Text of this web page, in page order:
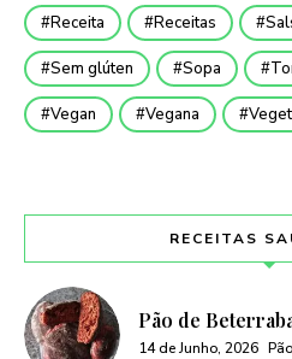
Receita Receitas
Sem glúten Sopa
Vegan Vegana
RECEITAS
Pão de
14 de Junho, 2026 Pão